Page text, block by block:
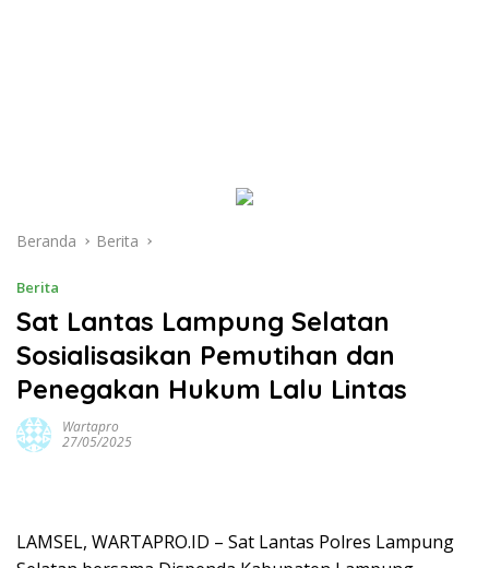
Beranda Berita
Berita
Sat Lantas Lampung Selatan
Sosialisasikan Pemutihan dan
Penegakan Hukum Lalu Lintas
Wartapro
27/05/2025
LAMSEL, WARTAPRO.ID – Sat Lantas Polres Lampung